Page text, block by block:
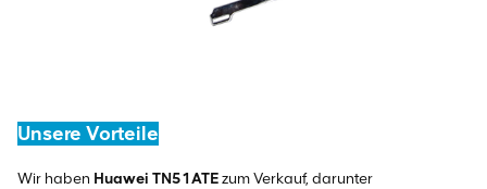
Unsere Vorteile
Wir haben Huawei TN51ATEzum Verkauf, darunter